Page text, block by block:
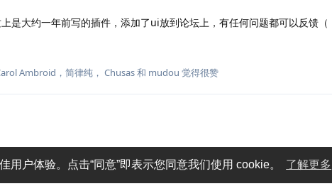
户体验。点击“同意”即表示您同意我们使用 cookie。 了解更多
是大约一年前写的插件，添加了ui放到论坛上，有任何问题都可以反馈（
Ambroid ， 简律纯 ， Chusas和 mudou 觉得很赞